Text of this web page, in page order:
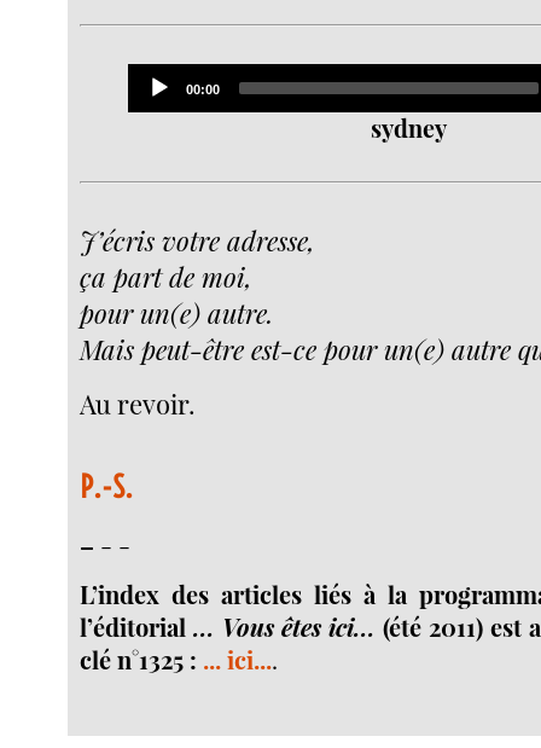
Player
Current
00:00
sydney
J’écris votre adresse,
ça part de moi,
pour un(e) autre.
Mais peut-être est-ce pour un(e) autre
Au revoir.
P.-S.
– - -
L’index des articles liés à la
l’éditorial... Vous êtes ici... (été 2011) est
clé n°1325 : ... ici....